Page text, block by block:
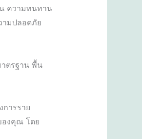
ความทนทาน
ามปลอดภัย
ตรฐาน พื้น
ารราย
องคุณ โดย